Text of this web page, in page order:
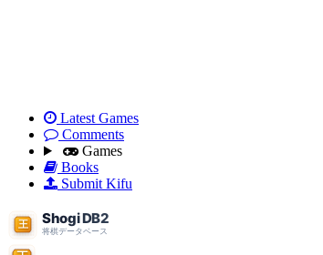
Latest Games
Comments
Games
Books
Submit Kifu